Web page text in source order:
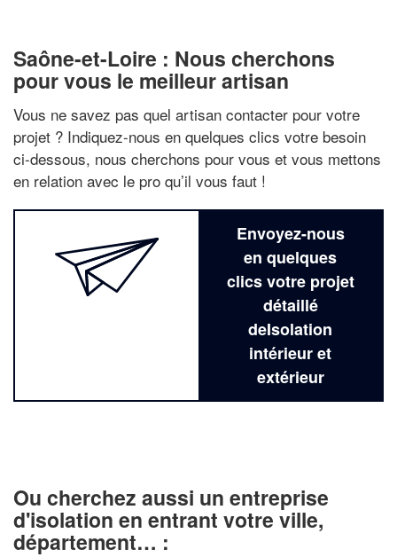
Saône-et-Loire : Nous cherchons
pour vous le meilleur artisan
Vous ne savez pas quel artisan contacter pour votre
projet ? Indiquez-nous en quelques clics votre besoin
ci-dessous, nous cherchons pour vous et vous mettons
en relation avec le pro qu’il vous faut !
Envoyez-nous
en quelques
clics votre projet
détaillé
deIsolation
intérieur et
extérieur
Ou cherchez aussi un entreprise
d'isolation en entrant votre ville,
département… :